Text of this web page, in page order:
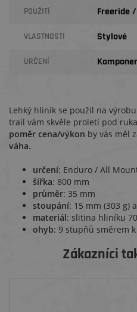
POUŽITÍ Freeride
VLASTNOSTI Stylové
URČENÍ
Lehký hliník se použil na
trail vám skvěle proletí pod
poměr cena/výkon by vás měl
váha.
určení: Enduro / All
šířka: 800 mm
průměr: 35 mm
stoupání: 15 mm (303 g)
materiál: slitina hliníku
ohyb: 9 stupňů směrem
Zákazníci